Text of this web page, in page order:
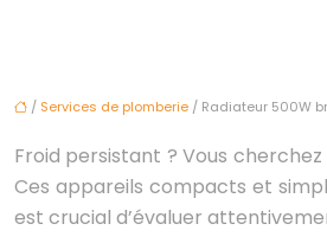
/ Services de plomberie / Radiateur 500W
Froid persistant ? Vous
Ces appareils compacts et
est crucial d’évaluer